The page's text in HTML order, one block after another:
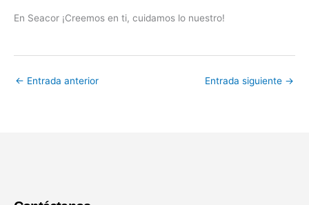
En Seacor ¡Creemos en ti, cuidamos lo nuestro!
← Entrada anterior Entrada siguiente →